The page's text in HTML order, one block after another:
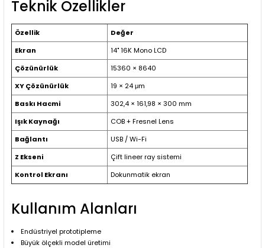
Teknik Özellikler
Özellik
Değer
Ekran
14" 16K Mono LCD
Çözünürlük
15360 × 8640
XY Çözünürlük
19 × 24 μm
Baskı Hacmi
302,4 × 161,98 × 300 mm
Işık Kaynağı
COB + Fresnel Lens
Bağlantı
USB / Wi-Fi
Z Ekseni
Çift lineer ray sistemi
Kontrol Ekranı
Dokunmatik ekran
Kullanım Alanları
Endüstriyel prototipleme
Büyük ölçekli model üretimi